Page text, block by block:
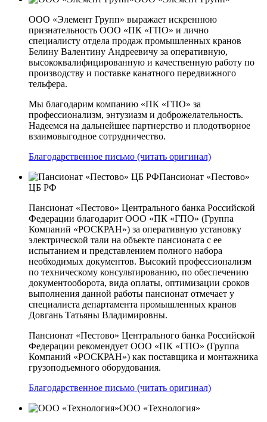
ООО «Элемент Групп» выражает искреннюю
признательность ООО «ПК «ГПО» и лично
специалисту отдела продаж промышленных кранов
Белину Валентину Андреевичу за оперативную,
высококвалифицированную и качественную работу по
производству и поставке канатного передвижного
тельфера.
Мы благодарим компанию «ПК «ГПО» за
профессионализм, энтузиазм и доброжелательность.
Надеемся на дальнейшее партнерство и плодотворное
взаимовыгодное сотрудничество.
Благодарственное письмо (читать оригинал)
Пансионат «Пестово»
ЦБ РФ
Пансионат «Пестово» Центрального банка Российской
Федерации благодарит ООО «ПК «ГПО» (Группа
Компаний «РОСКРАН») за оперативную установку
электрической тали на объекте пансионата с ее
испытанием и представлением полного набора
необходимых документов. Высокий профессионализм
по техническому консультированию, по обеспечению
документооборота, вида оплаты, оптимизации сроков
выполнения данной работы пансионат отмечает у
специалиста департамента промышленных кранов
Довгань Татьяны Владимировны.
Пансионат «Пестово» Центрального банка Российской
Федерации рекомендует ООО «ПК «ГПО» (Группа
Компаний «РОСКРАН») как поставщика и монтажника
грузоподъемного оборудования.
Благодарственное письмо (читать оригинал)
ООО «Технология»